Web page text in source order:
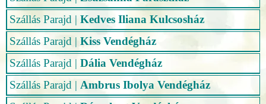
Szállás Parajd | Kedves Iliana Kulcsosház
Szállás Parajd | Kiss Vendégház
Szállás Parajd | Dália Vendégház
Szállás Parajd | Ambrus Ibolya Vendégház